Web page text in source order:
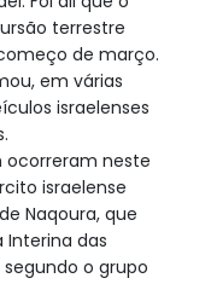
terrestre
de março.
em várias
israelenses
neste
israelense
Naqoura, que
Interina das
segundo o grupo